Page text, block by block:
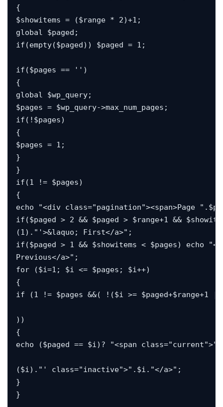
{
$showitems = ($range * 2)+1;
global $paged;
if(empty($paged)) $paged = 1;
if($pages == '')
{
global $wp_query;
$pages = $wp_query->max_num_pages;
if(!$pages)
{
$pages = 1;
}
}
if(1 != $pages)
{
echo "<div class="pagination"><span>Page
if($paged > 2 && $paged > $range+1 &&
(1)."'>&laquo; First</a>";
if($paged > 1 && $showitems < $pages) echo
Previous</a>";
for ($i=1; $i <= $pages; $i++)
{
if (1 != $pages &&( !($i >= $paged+$range+1
))
{
echo ($paged == $i)? "<span
($i)."' class="inactive">".$i."</a>";
}
}